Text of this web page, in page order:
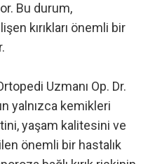
Bu durum,
kırıkları önemli bir
Uzmanı Op. Dr.
yalnızca kemikleri
yaşam kalitesini ve
önemli bir hastalık